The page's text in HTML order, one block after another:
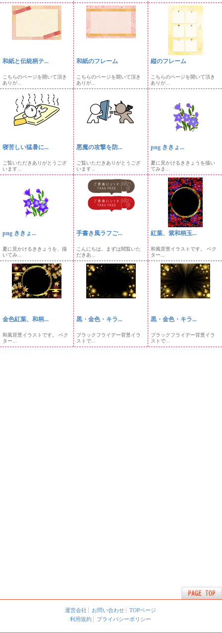
和紙と伝統柄テ...
こちらのページを開いて頂き
ありが...
和紙のフレーム
こちらのページを開いて頂き
ありが...
縦のフレーム
こちらのページを開いて頂き
ありが...
寝苦しい猛暑に...
ご覧いただきありがとうござ
います...
悪魔の攻撃を防...
ご覧いただきありがとうござ
います...
png ききょ...
夏に見かけるききょうを描い
てみま...
png ききょ...
夏に見かけるききょうを、描
いてみ...
手書き風ラフご...
こんにちは。まずは閲覧いた
だきあ...
紅葉、紫和柄玉...
和風背景イラストです。 ベク
ター...
金色紅葉、和柄...
和風背景イラストです。 ベク
ター...
黒・金色・キラ...
ブラックフライデー背景イラ
ストで...
黒・金色・キラ...
ブラックフライデー背景イラ
ストで...
運営会社 お問い合わせ
TOPページ
利用規約
プライバシーポリシー